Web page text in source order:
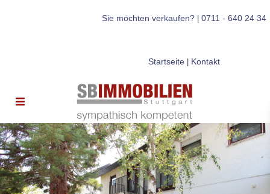
Sie möchten verkaufen?| 0711 - 640 24 34
Startseite| Kontakt